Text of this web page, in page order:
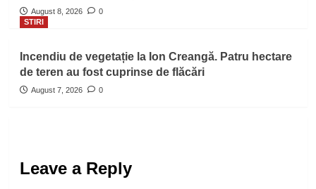
August 8, 2026
0
STIRI
Incendiu de vegetație la Ion Creangă. Patru hectare
de teren au fost cuprinse de flăcări
August 7, 2026 0
Leave a Reply